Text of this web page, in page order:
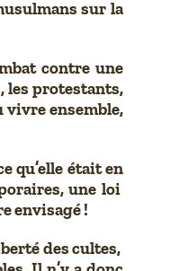
sur la
contre une
les protestants,
vivre ensemble,
qu’elle était en
une loi
envisagé !
des cultes,